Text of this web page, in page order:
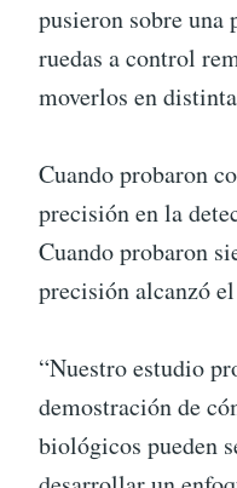
pusieron sobre una
ruedas a control
moverlos en
Cuando probaron
precisión en la
Cuando probaron
precisión alcanzó
“Nuestro estudio
demostración de
biológicos pueden